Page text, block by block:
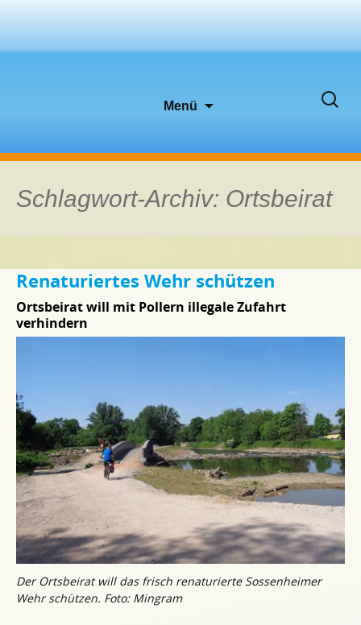
Menü
Suchen
Schlagwort-Archiv: Ortsbeirat
Renaturiertes Wehr schützen
Ortsbeirat will mit Pollern illegale Zufahrt
verhindern
Der Ortsbeirat will das frisch renaturierte Sossenheimer
Wehr schützen. Foto: Mingram